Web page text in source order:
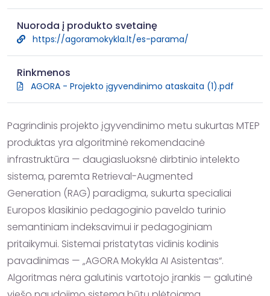
Nuoroda į produkto svetainę
https://agoramokykla.lt/es-parama/
Rinkmenos
AGORA - Projekto įgyvendinimo ataskaita (1).pdf
Pagrindinis projekto įgyvendinimo metu sukurtas MTEP
produktas yra algoritminė rekomendacinė
infrastruktūra — daugiasluoksnė dirbtinio intelekto
sistema, paremta Retrieval-Augmented
Generation (RAG) paradigma, sukurta specialiai
Europos klasikinio pedagoginio paveldo turinio
semantiniam indeksavimui ir pedagoginiam
pritaikymui. Sistemai pristatytas vidinis kodinis
pavadinimas — „AGORA Mokykla AI Asistentas“.
Algoritmas nėra galutinis vartotojo įrankis — galutinė